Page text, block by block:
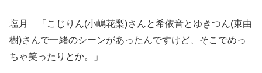
塩月 「こじりん(小嶋花梨)さんと希依音とゆきつん(東由
樹)さんで一緒のシーンがあったんですけど、そこでめっ
ちゃ笑ったりとか。」